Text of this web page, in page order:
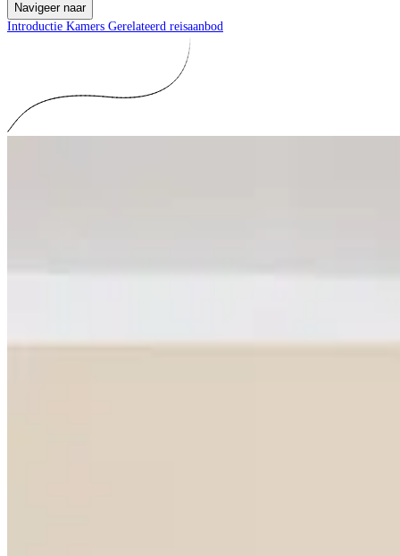
Navigeer naar
Introductie Kamers Gerelateerd reisaanbod